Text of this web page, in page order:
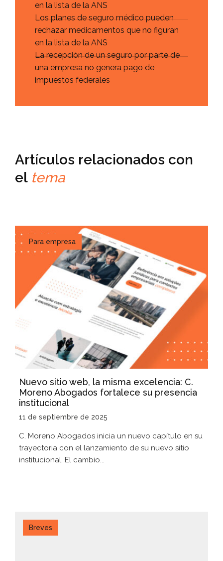
en la lista de la ANS
Los planes de seguro médico pueden
rechazar medicamentos que no figuran
en la lista de la ANS
La recepción de un seguro por parte de
una empresa no genera pago de
impuestos federales
Artículos relacionados con
el tema
Para empresa
Nuevo sitio web, la misma excelencia: C.
Moreno Abogados fortalece su presencia
institucional
11 de septiembre de 2025
C. Moreno Abogados inicia un nuevo capítulo en su
trayectoria con el lanzamiento de su nuevo sitio
institucional. El cambio...
Breves